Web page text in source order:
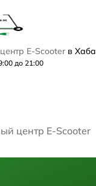
E-Scooter в
до 21:00
центр E-Scooter